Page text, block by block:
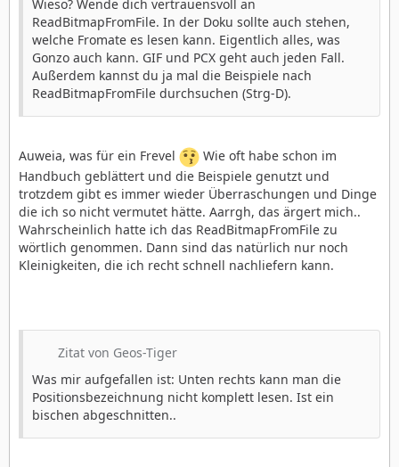
Wieso? Wende dich vertrauensvoll an
ReadBitmapFromFile. In der Doku sollte auch stehen,
welche Fromate es lesen kann. Eigentlich alles, was
Gonzo auch kann. GIF und PCX geht auch jeden Fall.
Außerdem kannst du ja mal die Beispiele nach
ReadBitmapFromFile durchsuchen (Strg-D).
Auweia, was für ein Frevel
Wie oft habe schon im
Handbuch geblättert und die Beispiele genutzt und
trotzdem gibt es immer wieder Überraschungen und Dinge
die ich so nicht vermutet hätte. Aarrgh, das ärgert mich..
Wahrscheinlich hatte ich das ReadBitmapFromFile zu
wörtlich genommen. Dann sind das natürlich nur noch
Kleinigkeiten, die ich recht schnell nachliefern kann.
Zitat von Geos-Tiger
Was mir aufgefallen ist: Unten rechts kann man die
Positionsbezeichnung nicht komplett lesen. Ist ein
bischen abgeschnitten..